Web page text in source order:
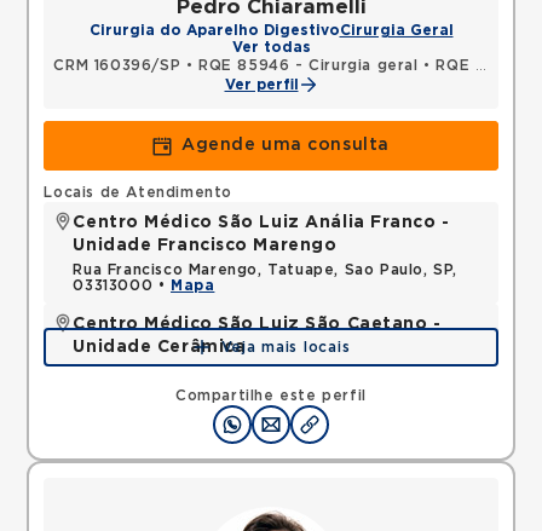
Pedro Chiaramelli
Cirurgia do Aparelho DigestivoCirurgia Geral
Ver todas
CRM 160396/SP • RQE 85946 - Cirurgia geral •
RQE 85947 - Cirurgia oncológica
Ver perfil
Agende uma consulta
Compartilhe este perfil
Locais de Atendimento
Centro Médico São Luiz Anália Franco -
Unidade Francisco Marengo
Rua Francisco Marengo, Tatuape, Sao Paulo, SP,
03313000 •
Mapa
Centro Médico São Luiz São Caetano -
Unidade Cerâmica
Alameda Caulim, Ceramica, Sao Caetano do Sul,
SP, 09531195 •
Veja mais locais